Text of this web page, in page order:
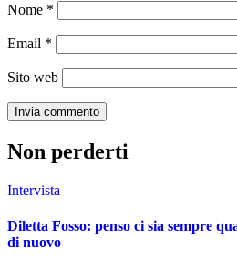
Nome *
Email *
Sito web
Non perderti
Intervista
Diletta Fosso: penso ci sia sempre
di nuovo